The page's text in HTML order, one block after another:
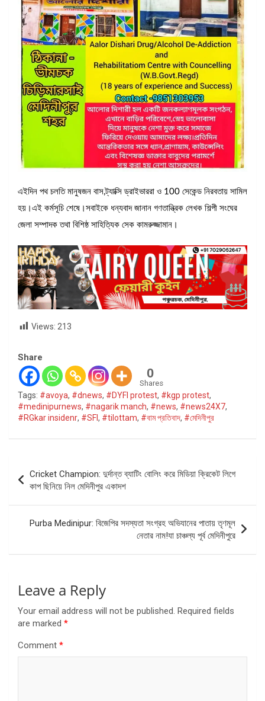
এইদিন পথ চলতি মানুষজন বাস,ট্যাক্সি ড্রাইভাররা ও 100 সেকেন্ড নিরবতায় সামিল
হয়।এই কর্মসূচি শেষে।সবাইকে ধন্যবাদ জানান গণতান্ত্রিক লেখক শিল্পী সংঘের
জেলা সম্পাদক তথা বিশিষ্ঠ সাহিত্যিক সেক কামরুজ্জামান।
Views: 213
Share
0
Shares
Tags: #avoya, #dnews, #DYFI protest, #kgp protest,
#medinipurnews, #nagarik manch, #news, #news24X7,
#RGkar insidenr, #SFI, #tilottam, #বাম প্রতিবাদ, #মেদিনীপুর
Post
navigation
Cricket Champion: দুর্দান্ত ব্যাটিং বোলিং করে মিডিয়া ক্রিকেট লিগে
কাপ ছিনিয়ে নিল মেদিনীপুর একাদশ
Purba Medinipur: বিজেপির সদস্যতা সংগ্রহ অভিযানের পাতায় তৃণমূল
নেতার নাম!যা চাঞ্চল্য পূর্ব মেদিনীপুরে
Leave a Reply
Your email address will not be published. Required fields
are marked *
Comment *